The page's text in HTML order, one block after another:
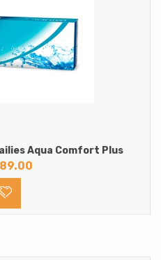
Aqua Comfort Plus